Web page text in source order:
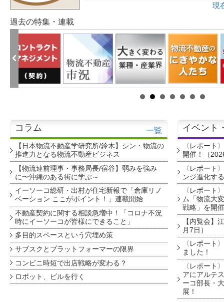
現
過去の特集・連載
コラム 一覧
【日本物流不動産学研究所/鈴木】シン・物流の
推進力となる物流不動産ビジネス
【物流連前理事・事務局長/宿谷】弱みを強み
に〜沖縄のある街に学ぶ～
イーソーコ総研・出村が住宅新報で「倉庫リノ
ベーション ここがポイント！」連載開始
不動産契約に関する相談急増中！「コロナ不況
時にイーソーコが皆様にできること」
多目的スペースという穴埋め策
サブスクとプラットフォーマーの限界
コンビニ時短で出店戦略が変わる？
ロボット、ビルを行く
イベント
〈レポート
開催！（
〈レポート
ンジ進化す
〈レポート
ム「物流大
戦略」を開
【内覧会】
月7日）
〈レポート
ました！
〈レポート
アにアルテ
ーコ部長・
展！